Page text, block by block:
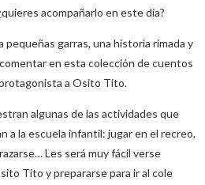
acompañarlo en este día?
pequeñas garras, una historia rimada y
en esta colección de cuentos
a Osito Tito.
algunas de las actividades que
a la escuela infantil: jugar en el recreo,
Les será muy fácil verse
Tito y prepararse para ir al cole